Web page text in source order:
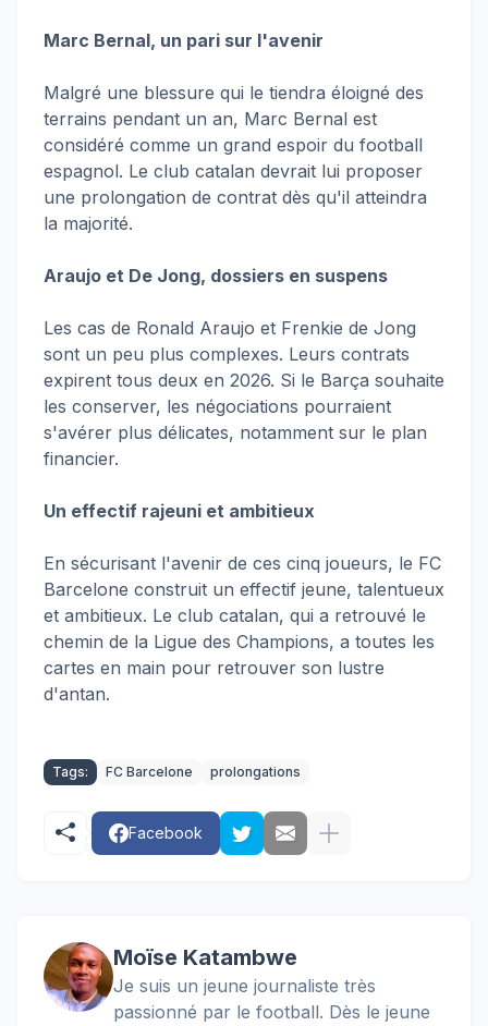
Marc Bernal, un pari sur l'avenir
Malgré une blessure qui le tiendra éloigné des
terrains pendant un an, Marc Bernal est
considéré comme un grand espoir du football
espagnol. Le club catalan devrait lui proposer
une prolongation de contrat dès qu'il atteindra
la majorité.
Araujo et De Jong, dossiers en suspens
Les cas de Ronald Araujo et Frenkie de Jong
sont un peu plus complexes. Leurs contrats
expirent tous deux en 2026. Si le Barça souhaite
les conserver, les négociations pourraient
s'avérer plus délicates, notamment sur le plan
financier.
Un effectif rajeuni et ambitieux
En sécurisant l'avenir de ces cinq joueurs, le FC
Barcelone construit un effectif jeune, talentueux
et ambitieux. Le club catalan, qui a retrouvé le
chemin de la Ligue des Champions, a toutes les
cartes en main pour retrouver son lustre
d'antan.
Tags: FC Barcelone prolongations
Facebook
Moïse Katambwe
Je suis un jeune journaliste très
passionné par le football. Dès le jeune